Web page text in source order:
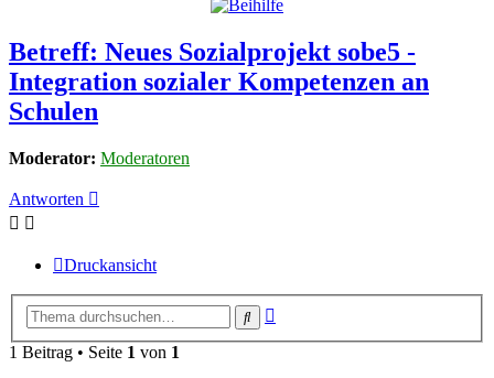
Betreff: Neues Sozialprojekt sobe5 -
Integration sozialer Kompetenzen an
Schulen
Moderator: Moderatoren
Antworten
Druckansicht
Suche
1 Beitrag • Seite 1 von 1